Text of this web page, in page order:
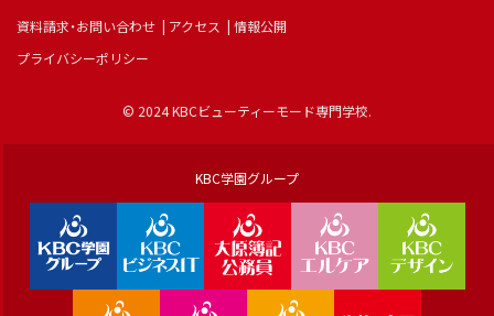
資料請求・お問い合わせ アクセス
情報公開
プライバシーポリシー
© 2024 KBCビューティーモード専門学校.
KBC学園グループ